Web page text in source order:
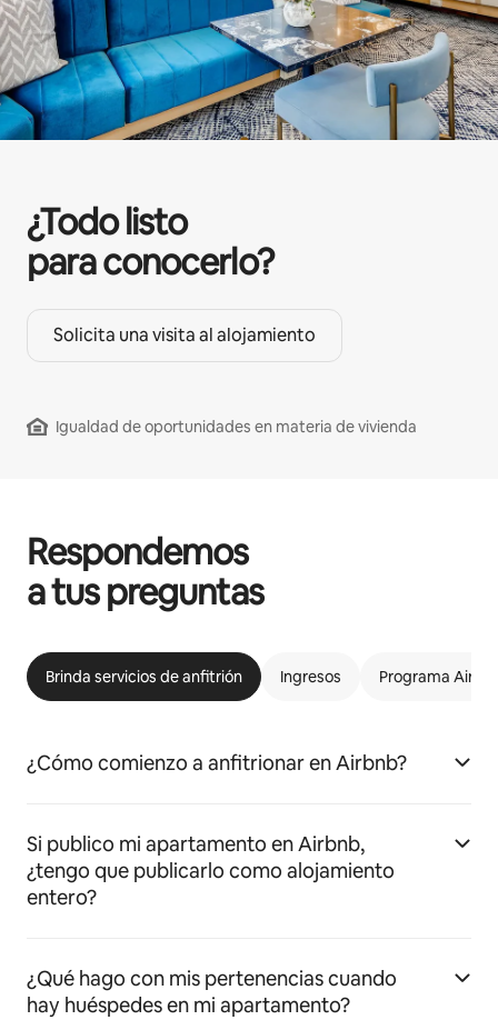
¿Todo listo
para conocerlo?
Solicita una visita al alojamiento
Igualdad de oportunidades en materia de vivienda
Respondemos
a tus preguntas
Brinda servicios de anfitrión Ingresos Programa
¿Cómo comienzo a anfitrionar en Airbnb?
Si publico mi apartamento en Airbnb,
¿tengo que publicarlo como alojamiento
entero?
¿Qué hago con mis pertenencias cuando
hay huéspedes en mi apartamento?